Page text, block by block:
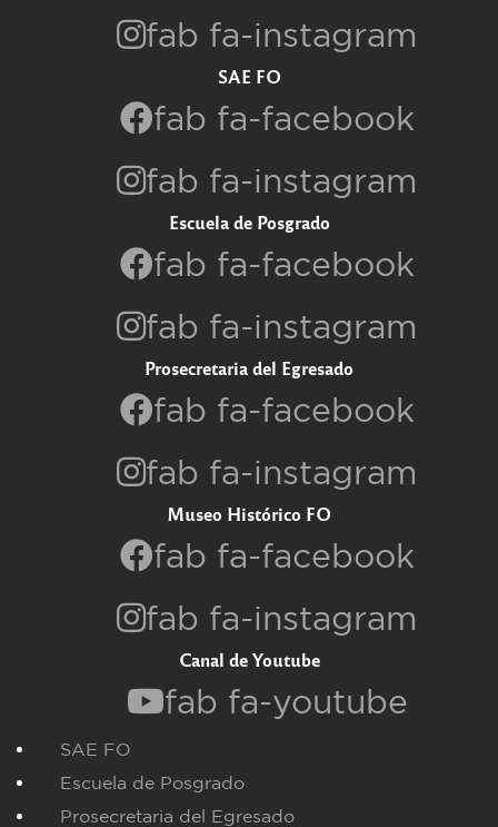
fab fa-instagram
SAE FO
fab fa-facebook
fab fa-instagram
Escuela de Posgrado
fab fa-facebook
fab fa-instagram
Prosecretaria del Egresado
fab fa-facebook
fab fa-instagram
Museo Histórico FO
fab fa-facebook
fab fa-instagram
Canal de Youtube
fab fa-youtube
SAE FO
Escuela de Posgrado
Prosecretaria del Egresado